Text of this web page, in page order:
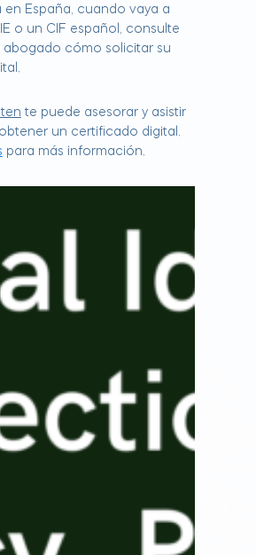
en España, cuando vaya a
o un CIF español, consulte
abogado cómo solicitar su
te puede asesorar y asistir
un certificado digital.
para más información.